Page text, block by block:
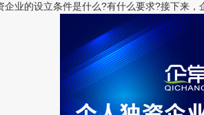
业的设立条件是什么?有什么要求?接下来，